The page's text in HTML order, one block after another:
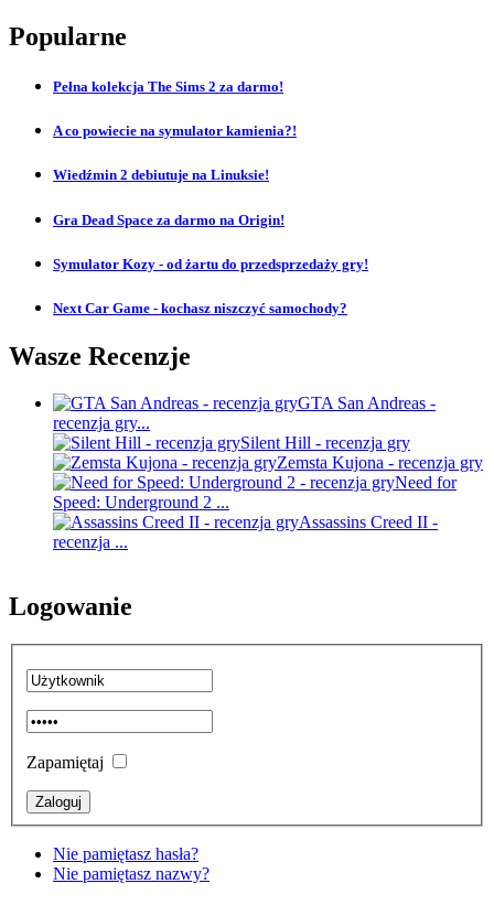
Popularne
Pełna kolekcja The Sims 2 za darmo!
A co powiecie na symulator kamienia?!
Wiedźmin 2 debiutuje na Linuksie!
Gra Dead Space za darmo na Origin!
Symulator Kozy - od żartu do przedsprzedaży gry!
Next Car Game - kochasz niszczyć samochody?
Wasze Recenzje
GTA San Andreas -
recenzja gry...
Silent Hill - recenzja gry
Zemsta Kujona - recenzja gry
Need for
Speed: Underground 2 ...
Assassins Creed II -
recenzja ...
Logowanie
Zapamiętaj
Nie pamiętasz hasła?
Nie pamiętasz nazwy?